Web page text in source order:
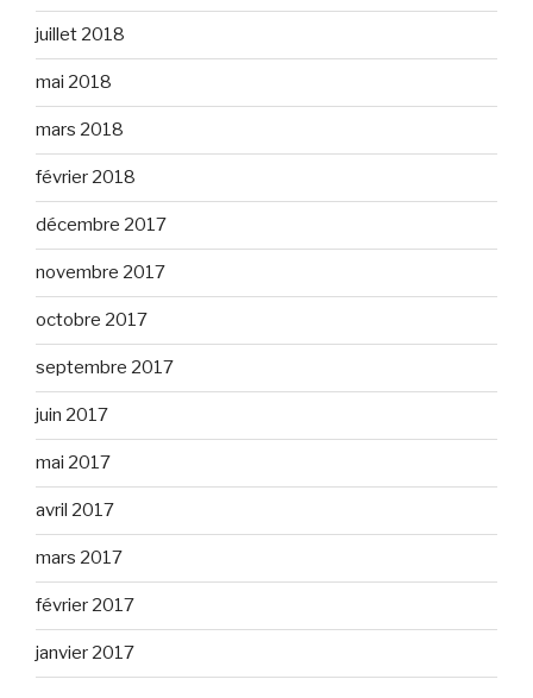
juillet 2018
mai 2018
mars 2018
février 2018
décembre 2017
novembre 2017
octobre 2017
septembre 2017
juin 2017
mai 2017
avril 2017
mars 2017
février 2017
janvier 2017